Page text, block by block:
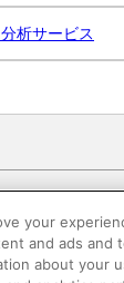
析サービス
のWEBサイト
your
and ads and
about your